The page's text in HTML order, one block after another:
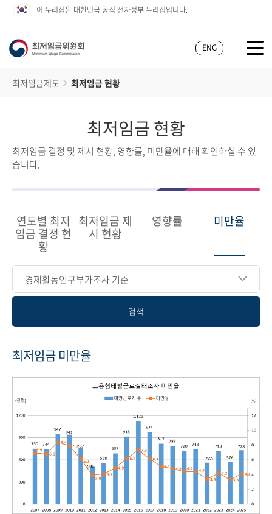
이 누리집은 대한민국 공식 전자정부 누리집입니다.
ENG
최저임금제도 최저임금 현황
최저임금 현황
최저임금 결정 및 제시 현황, 영향률, 미만율에 대해 확인하실 수 있
습니다.
연도별 최저
임금 결정 현
황
최저임금 제
시 현황
영향률 미만율
경제활동인구부가조사 기준
검색
최저임금 미만율